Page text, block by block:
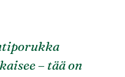
– tää on